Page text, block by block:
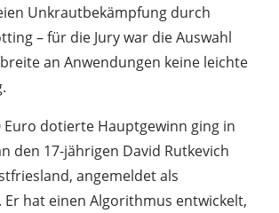
Unkrautbekämpfung durch
– für die Jury war die Auswahl
an Anwendungen keine leichte
Euro dotierte Hauptgewinn ging in
den 17-jährigen David Rutkevich
angemeldet als
Er hat einen Algorithmus entwickelt,